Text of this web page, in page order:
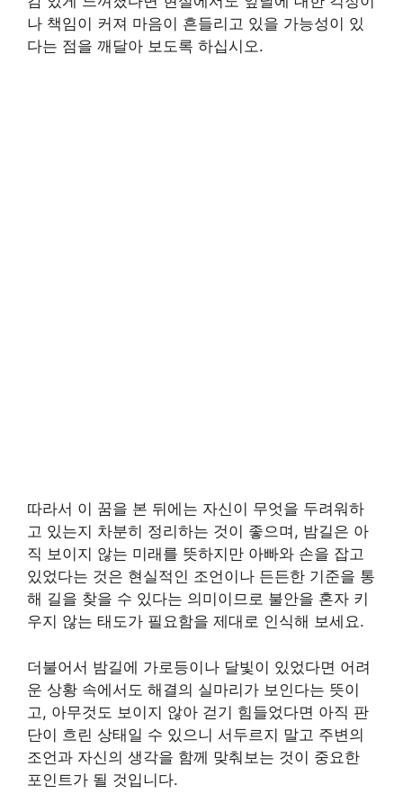
나 책임이 커져 마음이 흔들리고 있을 가능성이 있
다는 점을 깨달아 보도록 하십시오.
따라서 이 꿈을 본 뒤에는 자신이 무엇을 두려워하
고 있는지 차분히 정리하는 것이 좋으며, 밤길은 아
직 보이지 않는 미래를 뜻하지만 아빠와 손을 잡고
있었다는 것은 현실적인 조언이나 든든한 기준을 통
해 길을 찾을 수 있다는 의미이므로 불안을 혼자 키
우지 않는 태도가 필요함을 제대로 인식해 보세요.
더불어서 밤길에 가로등이나 달빛이 있었다면 어려
운 상황 속에서도 해결의 실마리가 보인다는 뜻이
고, 아무것도 보이지 않아 걷기 힘들었다면 아직 판
단이 흐린 상태일 수 있으니 서두르지 말고 주변의
조언과 자신의 생각을 함께 맞춰보는 것이 중요한
포인트가 될 것입니다.